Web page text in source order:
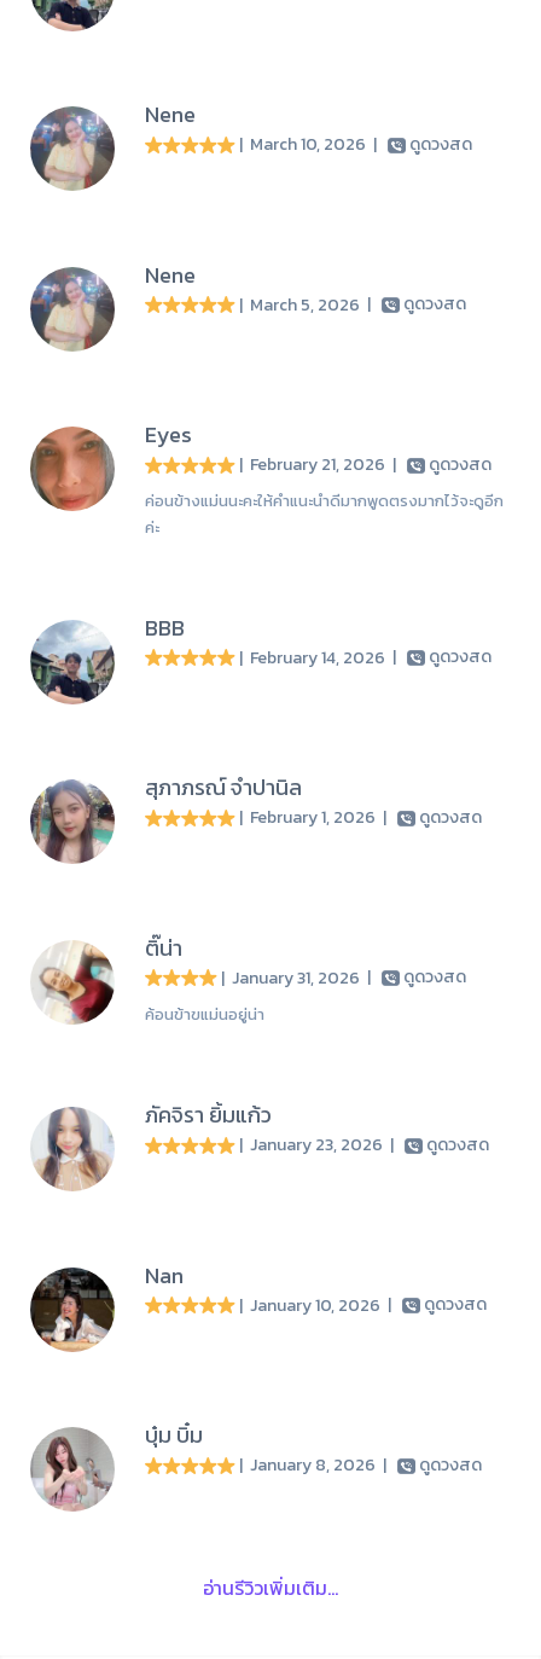
Nene
| March 10, 2026 | ดูดวงสด
Nene
| March 5, 2026 | ดูดวงสด
Eyes
| February 21, 2026 | ดูดวงสด
ค่อนข้างแม่นนะคะให้คำแนะนำดีมากพูดตรงมากไว้จะดูอีก
ค่ะ
BBB
| February 14, 2026 | ดูดวงสด
สุภาภรณ์ จำปานิล
| February 1, 2026 | ดูดวงสด
ติ๊น่า
| January 31, 2026 | ดูดวงสด
ค้อนข้าฃแม่นอยู่น่า
ภัคจิรา ยิ้มแก้ว
| January 23, 2026 | ดูดวงสด
Nan
| January 10, 2026 | ดูดวงสด
บุ๋ม บิ๋ม
| January 8, 2026 | ดูดวงสด
อ่านรีวิวเพิ่มเติม...